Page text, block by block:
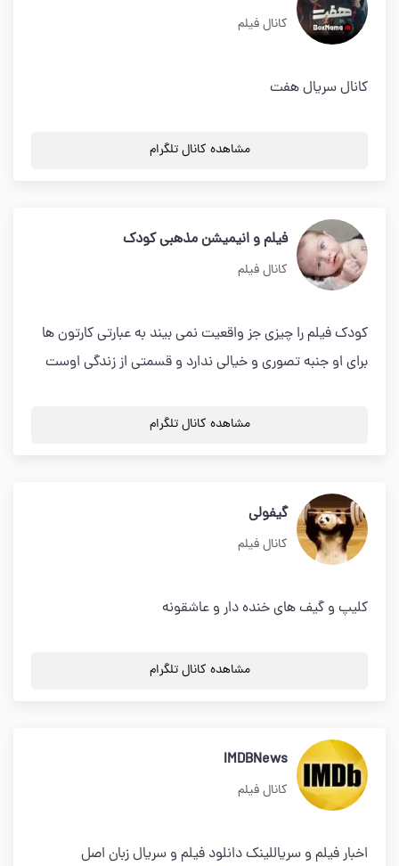
کانال فیلم
کانال سریال هفت
مشاهده کانال تلگرام
فیلم و انیمیشن مذهبی کودک
کانال فیلم
کودک فیلم را چیزی جز واقعیت نمی بیند به عبارتی کارتون ها
برای او جنبه تصوری و خیالی ندارد و قسمتی از زندگی اوست
مشاهده کانال تلگرام
گیفولی
کانال فیلم
کلیپ و گیف های خنده دار و عاشقونه
مشاهده کانال تلگرام
IMDBNews
کانال فیلم
اخبار فیلم و سریاللینک دانلود فیلم و سریال زبان اصل